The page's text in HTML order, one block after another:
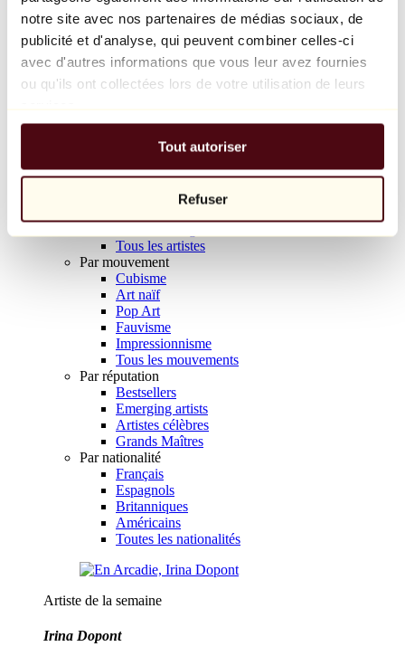
notre site avec nos partenaires de médias sociaux, de
publicité et d'analyse, qui peuvent combiner celles-ci
avec d'autres informations que vous leur avez fournies
ou qu'ils ont collectées lors de votre utilisation de leurs
Tout autoriser
Refuser
Balloon Dog (Orange)
Jeff Koons
10 000 €
Parcourir
Tous les sculpteurs
Tous les photographes
Tous les artistes
Par mouvement
Cubisme
Art naïf
Pop Art
Fauvisme
Impressionnisme
Tous les mouvements
Par réputation
Bestsellers
Emerging artists
Artistes célèbres
Grands Maîtres
Par nationalité
Français
Espagnols
Britanniques
Américains
Toutes les nationalités
Artiste de la semaine
Irina Dopont